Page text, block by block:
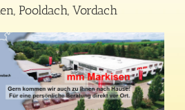
Pooldach, Vordach